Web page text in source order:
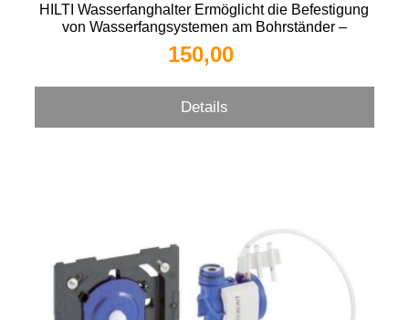
HILTI Wasserfanghalter Ermöglicht die Befestigung
von Wasserfangsystemen am Bohrständer –
kompatibel mit dem Wassermanagementsystem WMS
100 Zubehörtyp: Wasserfanghalter Zu verwenden mit:
150,00 
Details